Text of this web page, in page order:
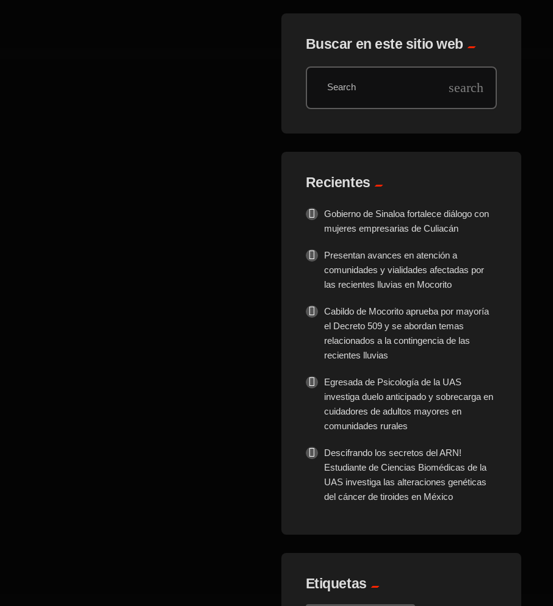
Buscar en este sitio web
Search search
Recientes
Gobierno de Sinaloa fortalece diálogo con
mujeres empresarias de Culiacán
Presentan avances en atención a
comunidades y vialidades afectadas por
las recientes lluvias en Mocorito
Cabildo de Mocorito aprueba por mayoría
el Decreto 509 y se abordan temas
relacionados a la contingencia de las
recientes lluvias
Egresada de Psicología de la UAS
investiga duelo anticipado y sobrecarga en
cuidadores de adultos mayores en
comunidades rurales
Descifrando los secretos del ARN!
Estudiante de Ciencias Biomédicas de la
UAS investiga las alteraciones genéticas
del cáncer de tiroides en México
Etiquetas